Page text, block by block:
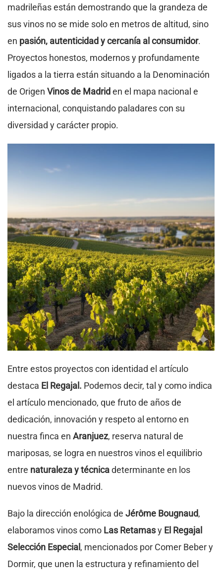
madrileñas están demostrando que la grandeza de
sus vinos no se mide solo en metros de altitud, sino
en pasión, autenticidad y cercanía al consumidor.
Proyectos honestos, modernos y profundamente
ligados a la tierra están situando a la Denominación
de Origen Vinos de Madriden el mapa nacional e
internacional, conquistando paladares con su
diversidad y carácter propio.
Entre estos proyectos con identidad el artículo
destaca El Regajal. Podemos decir, tal y como indica
el artículo mencionado, que fruto de años de
dedicación, innovación y respeto al entorno en
nuestra finca en Aranjuez, reserva natural de
mariposas, se logra en nuestros vinos el equilibrio
entre naturaleza y técnicadeterminante en los
nuevos vinos de Madrid.
Bajo la dirección enológica de Jérôme Bougnaud,
elaboramos vinos como Las Retamasy El Regajal
Selección Especial , mencionados por Comer Beber y
Dormir, que unen la estructura y refinamiento del